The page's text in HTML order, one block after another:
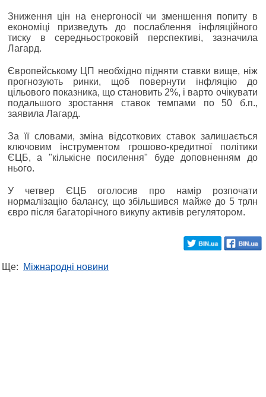
Зниження цін на енергоносії чи зменшення попиту в
економіці призведуть до послаблення інфляційного
тиску в середньостроковій перспективі, зазначила
Лагард.
Європейському ЦП необхідно підняти ставки вище, ніж
прогнозують ринки, щоб повернути інфляцію до
цільового показника, що становить 2%, і варто очікувати
подальшого зростання ставок темпами по 50 б.п.,
заявила Лагард.
За її словами, зміна відсоткових ставок залишається
ключовим інструментом грошово-кредитної політики
ЄЦБ, а "кількісне посилення" буде доповненням до
нього.
У четвер ЄЦБ оголосив про намір розпочати
нормалізацію балансу, що збільшився майже до 5 трлн
євро після багаторічного викупу активів регулятором.
Ще: Міжнародні новини